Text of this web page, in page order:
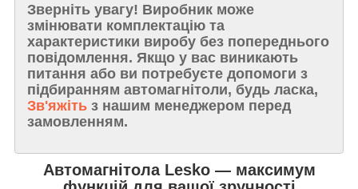
Зверніть увагу! Виробник може
змінювати комплектацію та
характеристики виробу без попереднього
повідомлення. Якщо у вас виникають
питання або ви потребуєте допомоги з
підбиранням автомагнітоли, будь ласка,
Зв'яжіть з нашим менеджером перед
замовленням.
Автомагнітола Lesko — максимум